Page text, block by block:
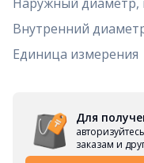
Внутренний
Единица измерения
Для
заказам и